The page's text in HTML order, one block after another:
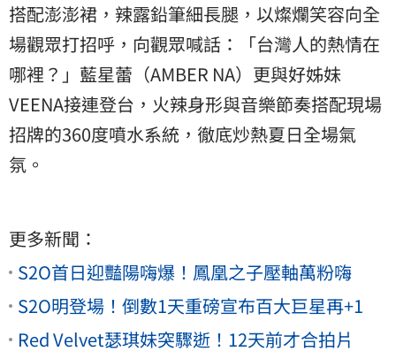
搭配澎澎裙，辣露鉛筆細長腿，以燦爛笑容向全
場觀眾打招呼，向觀眾喊話：「台灣人的熱情在
哪裡？」藍星蕾（AMBER NA）更與好姊妹
VEENA接連登台，火辣身形與音樂節奏搭配現場
招牌的360度噴水系統，徹底炒熱夏日全場氣
氛。
更多新聞：
S2O首日迎豔陽嗨爆！鳳凰之子壓軸萬粉嗨
S2O明登場！倒數1天重磅宣布百大巨星再+1
Red Velvet瑟琪妹突驟逝！12天前才合拍片